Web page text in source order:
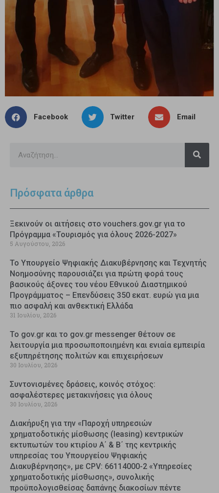
Facebook Twitter Email
Πρόσφατα άρθρα
Ξεκινούν οι αιτήσεις στο vouchers.gov.gr για το
Πρόγραμμα «Τουρισμός για όλους 2026-2027»
5 Αυγούστου, 2026
Το Υπουργείο Ψηφιακής Διακυβέρνησης και Τεχνητής
Νοημοσύνης παρουσιάζει για πρώτη φορά τους
βασικούς άξονες του νέου Εθνικού Διαστημικού
Προγράμματος – Επενδύσεις 350 εκατ. ευρώ για μια
πιο ασφαλή και ανθεκτική Ελλάδα
31 Ιουλίου, 2026
Το gov.gr και το gov.gr messenger θέτουν σε
λειτουργία μια προσωποποιημένη και ενιαία εμπειρία
εξυπηρέτησης πολιτών και επιχειρήσεων
30 Ιουλίου, 2026
Συντονισμένες δράσεις, κοινός στόχος:
ασφαλέστερες μετακινήσεις για όλους
30 Ιουλίου, 2026
Διακήρυξη για την «Παροχή υπηρεσιών
χρηματοδοτικής μίσθωσης (leasing) κεντρικών
εκτυπωτών του κτιρίου Α΄ & Β΄ της κεντρικής
υπηρεσίας του Υπουργείου Ψηφιακής
Διακυβέρνησης», με CPV: 66114000-2 «Υπηρεσίες
χρηματοδοτικής μίσθωσης», συνολικής
προϋπολογισθείσας δαπάνης διακοσίων πέντε